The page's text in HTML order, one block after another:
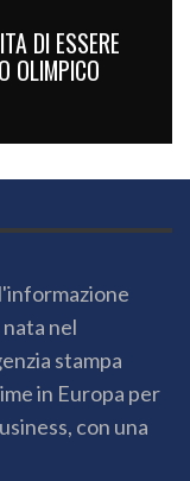
DI ESSERE
OLIMPICO
nel
stampa
in Europa per
con una